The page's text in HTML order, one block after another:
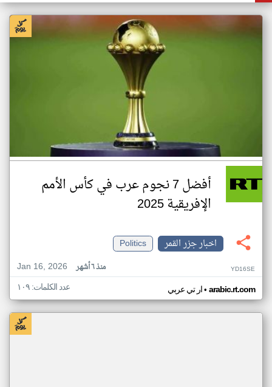
أفضل 7 نجوم عرب في كأس الأمم
الإفريقية 2025
اخبار جزر القمر
Politics
Jan 16, 2026
منذ ٦ أشهر YD16SE
ار تي عربي• arabic.rt.com عدد الكلمات: ١٠٩